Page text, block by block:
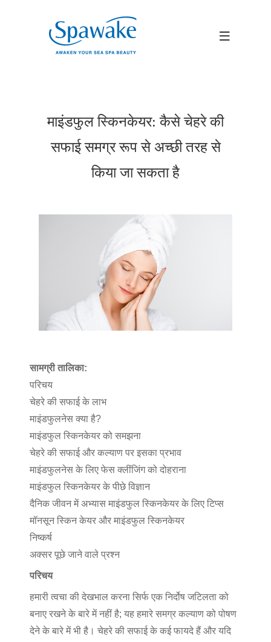
माइंडफुल स्किनकेयर: कैसे चेहरे की
सफाई समग्र रूप से अच्छी तरह से
किया जा सकता है
सामग्री तालिका:
परिचय
चेहरे की सफाई के लाभ
माइंडफुलनेस क्या है?
माइंडफुल स्किनकेयर को समझना
चेहरे की सफाई और कल्याण पर इसका प्रभाव
माइंडफुलनेस के लिए फेस क्लींजिंग को दोहराना
माइंडफुल स्किनकेयर के पीछे विज्ञान
दैनिक जीवन में अभ्यास माइंडफुल स्किनकेयर के लिए टिप्स
मॉनसून स्किन केयर और माइंडफुल स्किनकेयर
निष्कर्ष
अक्सर पूछे जाने वाले प्रश्न
परिचय
हमारी त्वचा की देखभाल करना सिर्फ एक निर्दोष जटिलता को
बनाए रखने के बारे में नहीं है; यह हमारे समग्र कल्याण को पोषण
देने के बारे में भी है। चेहरे की सफाई के कई फायदे हैं और यदि